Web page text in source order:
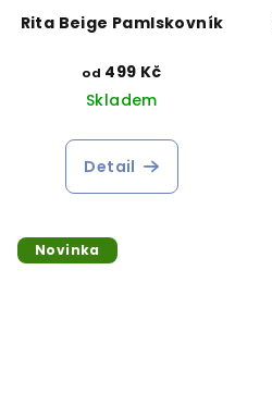
Rita Beige Pamlskovník
od 499 Kč
Skladem
Detail
Novinka